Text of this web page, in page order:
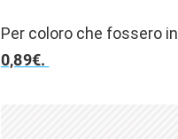
Per coloro che fossero
0,89€.